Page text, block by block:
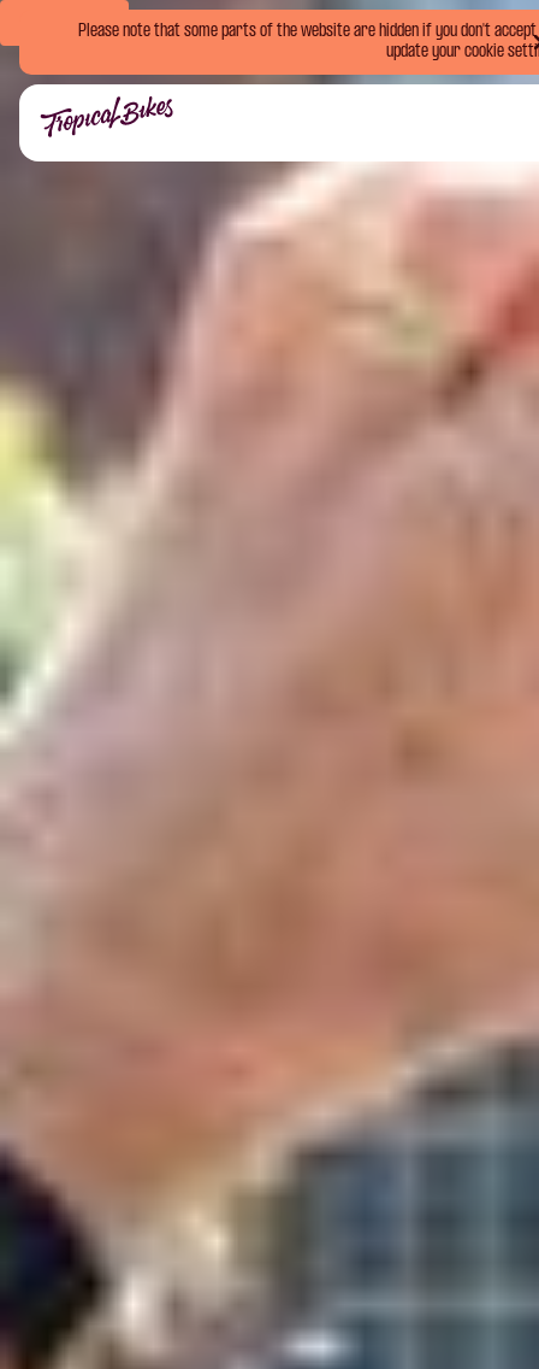
Book NowPlease note that some parts of the website are hidden if you don't
update your cookie